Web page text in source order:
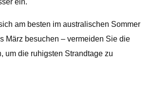
ein.
am besten im australischen Sommer
März besuchen – vermeiden Sie die
um die ruhigsten Strandtage zu